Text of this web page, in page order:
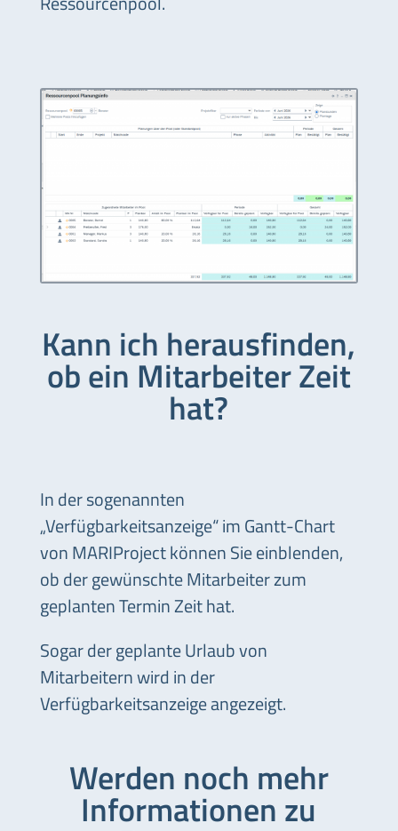
Kann ich herausfinden,
ob ein Mitarbeiter Zeit
hat?
In der sogenannten
„Verfügbarkeitsanzeige“ im Gantt-Chart
von MARIProject können Sie einblenden,
ob der gewünschte Mitarbeiter zum
geplanten Termin Zeit hat.
Sogar der geplante Urlaub von
Mitarbeitern wird in der
Verfügbarkeitsanzeige angezeigt.
Werden noch mehr
Informationen zu